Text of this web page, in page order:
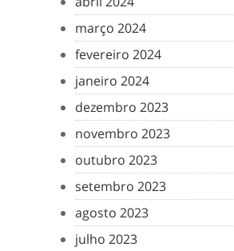
março 2024
fevereiro 2024
janeiro 2024
dezembro 2023
novembro 2023
outubro 2023
setembro 2023
agosto 2023
julho 2023